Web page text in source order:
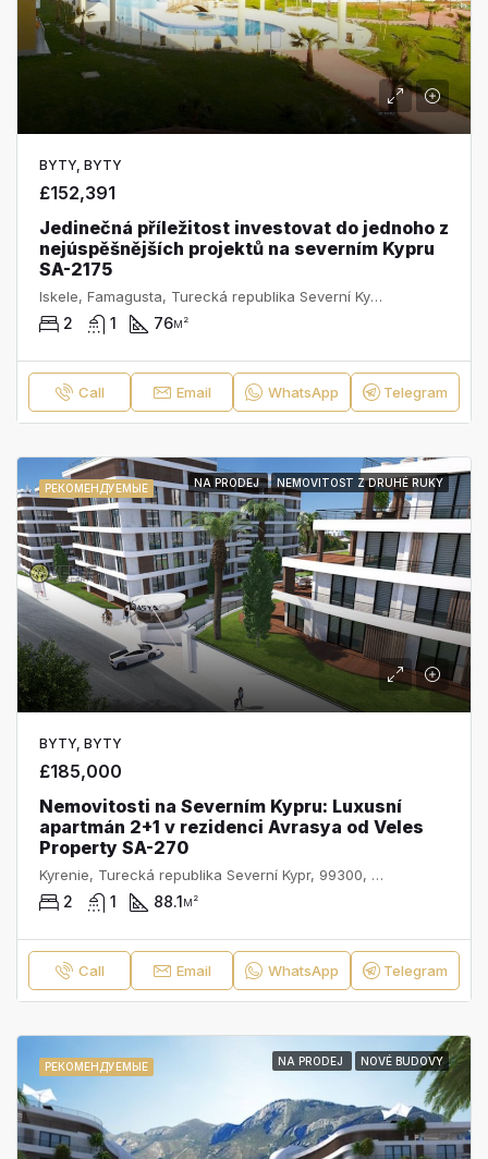
BYTY, BYTY
£152,391
Jedinečná příležitost investovat do jednoho z
nejúspěšnějších projektů na severním Kypru
SA-2175
Iskele, Famagusta, Turecká republika Severní Kypr, 99850, Kypr
2 1 76м²
Call Email WhatsApp Telegram
РЕКОМЕНДУЕМЫЕ NA PRODEJ NEMOVITOST Z DRUHÉ RUKY
BYTY, BYTY
£185,000
Nemovitosti na Severním Kypru: Luxusní
apartmán 2+1 v rezidenci Avrasya od Veles
Property SA-270
Kyrenie, Turecká republika Severní Kypr, 99300, Kypr
2 1 88.1м²
Call Email WhatsApp Telegram
РЕКОМЕНДУЕМЫЕ NA PRODEJ NOVÉ BUDOVY